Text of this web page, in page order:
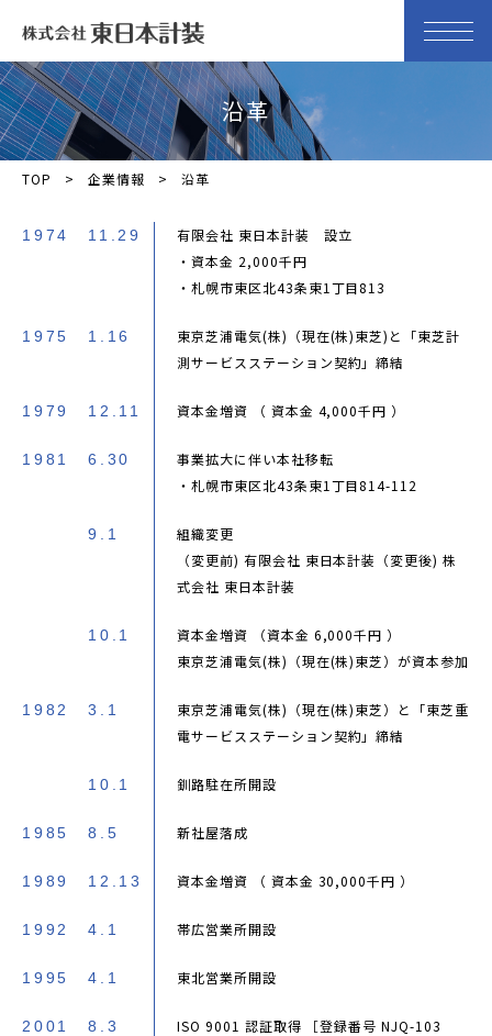
沿革
TOP 企業情報 沿革
1974 11.29
有限会社 東日本計装 設立
・資本金 2,000千円
・札幌市東区北43条東1丁目813
1975 1.16
東京芝浦電気(株)（現在(株)東芝)と「東芝計
測サービスステーション契約」締結
1979 12.11 資本金増資 （ 資本金 4,000千円 ）
1981 6.30
事業拡大に伴い本社移転
・札幌市東区北43条東1丁目814-112
9.1
組織変更
（変更前) 有限会社 東日本計装（変更後) 株
式会社 東日本計装
10.1
資本金増資 （資本金 6,000千円 ）
東京芝浦電気(株)（現在(株)東芝）が資本参加
1982 3.1
東京芝浦電気(株)（現在(株)東芝）と「東芝重
電サービスステーション契約」締結
10.1 釧路駐在所開設
1985 8.5 新社屋落成
1989 12.13 資本金増資 （ 資本金 30,000千円 ）
1992 4.1 帯広営業所開設
1995 4.1 東北営業所開設
2001 8.3
ISO 9001 認証取得 ［登録番号 NJQ-103